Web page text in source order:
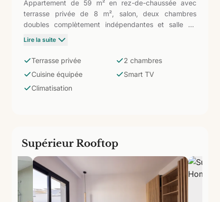
Appartement de 59 m² en rez-de-chaussée avec
terrasse privée de 8 m², salon, deux chambres
doubles complètement indépendantes et salle de
et ustensiles. Climatisation et Smart TV satellite. Plus
séparées : la solution pour les familles ou groupes de
jusqu'à 5 personnes qui ont besoin d'une véritable
Lire la suite
Terrasse privée
2 chambres
Cuisine équipée
Smart TV
Climatisation
Supérieur Rooftop